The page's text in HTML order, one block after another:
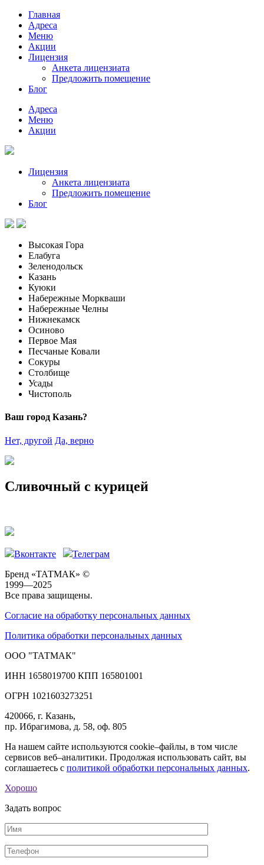
Главная
Адреса
Меню
Акции
Лицензия
Анкета лицензиата
Предложить помещение
Блог
Адреса
Меню
Акции
Лицензия
Анкета лицензиата
Предложить помещение
Блог
Высокая Гора
Елабуга
Зеленодольск
Казань
Куюки
Набережные Моркваши
Набережные Челны
Нижнекамск
Осиново
Первое Мая
Песчаные Ковали
Сокуры
Столбище
Усады
Чистополь
Ваш город Казань?
Нет, другой Да, верно
Сливочный с курицей
Вконтакте
Телеграм
Бренд «ТАТМАК» ©
1999—2025
Все права защищены.
Согласие на обработку персональных данных
Политика обработки персональных данных
ООО "ТАТМАК"
ИНН 1658019700 КПП 165801001
ОГРН 1021603273251
420066, г. Казань,
пр. Ибрагимова, д. 58, оф. 805
На нашем сайте используются cookie–файлы, в том числе
сервисов веб–аналитики. Продолжая использовать сайт, вы
соглашаетесь с политикой обработки персональных данных.
Хорошо
Задать вопрос